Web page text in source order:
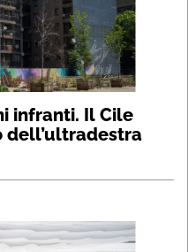
infranti. Il Cile
dell’ultradestra